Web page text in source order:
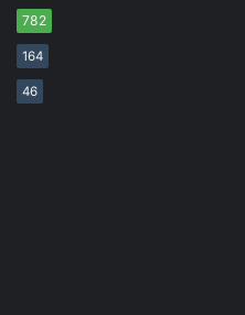
782
164
46